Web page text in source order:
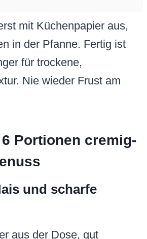
mit Küchenpapier aus,
in der Pfanne. Fertig ist
für trockene,
Nie wieder Frust am
Portionen cremig-
und scharfe
aus der Dose, gut